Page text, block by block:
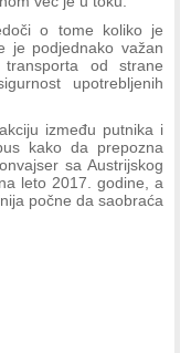
o tome koliko je
je podjednako važan
od strane
upotrebljenih
između putnika i
kako da prepozna
sa Austrijskog
leto 2017. godine, a
počne da saobraća